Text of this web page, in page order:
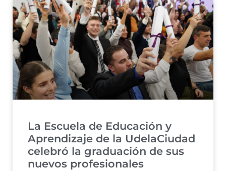
La Escuela de Educación y
Aprendizaje de la UdelaCiudad
celebró la graduación de sus
nuevos profesionales